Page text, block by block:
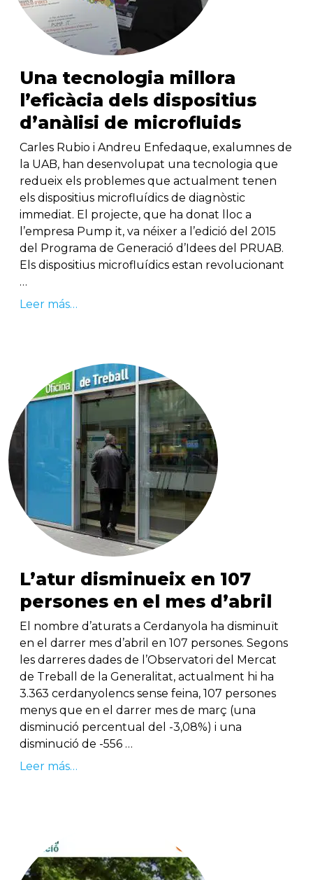
Una tecnologia millora
l’eficàcia dels dispositius
d’anàlisi de microfluids
Carles Rubio i Andreu Enfedaque, exalumnes de
la UAB, han desenvolupat una tecnologia que
redueix els problemes que actualment tenen
els dispositius microfluídics de diagnòstic
immediat. El projecte, que ha donat lloc a
l’empresa Pump it, va néixer a l’edició del 2015
del Programa de Generació d’Idees del PRUAB.
Els dispositius microfluídics estan revolucionant
…
Leer más…
L’atur disminueix en 107
persones en el mes d’abril
El nombre d’aturats a Cerdanyola ha disminuït
en el darrer mes d’abril en 107 persones. Segons
les darreres dades de l’Observatori del Mercat
de Treball de la Generalitat, actualment hi ha
3.363 cerdanyolencs sense feina, 107 persones
menys que en el darrer mes de març (una
disminució percentual del -3,08%) i una
disminució de -556 …
Leer más…